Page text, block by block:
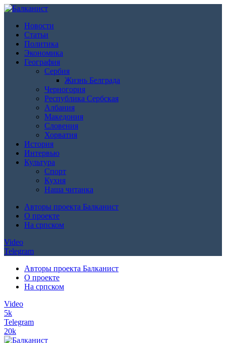
Новости
Статьи
Политика
Экономика
География
Сербия
Жизнь Белграда
Черногория
Республика Сербская
Албания
Македония
Словения
Хорватия
История
Интервью
Культура
Спорт
Кухня
Наша читанка
Авторы проекта Балканист
О проекте
На српском
Video
Telegram
Авторы проекта Балканист
О проекте
На српском
Video
5k
Telegram
20k